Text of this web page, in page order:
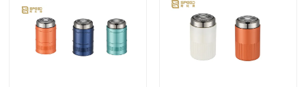
A propos de nous